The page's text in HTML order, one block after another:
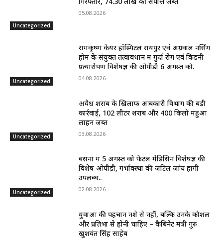
Uncategorized
05.08.2026
Uncategorized
रामकृष्ण केयर हॉस्पिटल रायपुर एवं अग्रवाल नर्सिंग
होम के संयुक्त तत्वावधान में गुर्दा रोग एवं किडनी
प्रत्यारोपण विशेषज्ञ की ओपीडी 6 अगस्त को.
04.08.2026
Uncategorized
अवैध शराब के खिलाफ आबकारी विभाग की बड़ी
कार्रवाई, 102 लीटर शराब और 400 किलो महुआ
लाहन जब्त
03.08.2026
Uncategorized
बसना में 5 अगस्त को फेटल मेडिसिन विशेषज्ञ की
विशेष ओपीडी, गर्भावस्था की जटिल जांचें होंगी
उपलब्ध..
02.08.2026
युवाओं की पहचान नशे से नहीं, बल्कि उनके कौशल
और प्रतिभा से होनी चाहिए – कैबिनेट मंत्री गुरु
खुशवंत सिंह साहेब